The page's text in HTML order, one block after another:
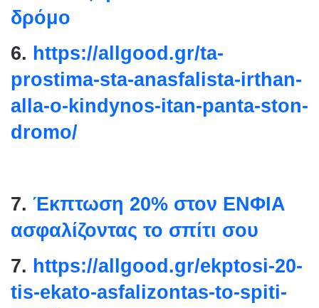
δρόμο
6. https://allgood.gr/ta-
prostima-sta-anasfalista-irthan-
alla-o-kindynos-itan-panta-ston-
dromo/
7. Έκπτωση 20% στον ΕΝΦΙΑ
ασφαλίζοντας το σπίτι σου
7. https://allgood.gr/ekptosi-20-
tis-ekato-asfalizontas-to-spiti-